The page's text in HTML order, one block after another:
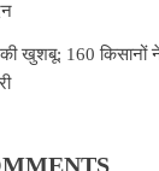
खुशबू: 160 किसानों